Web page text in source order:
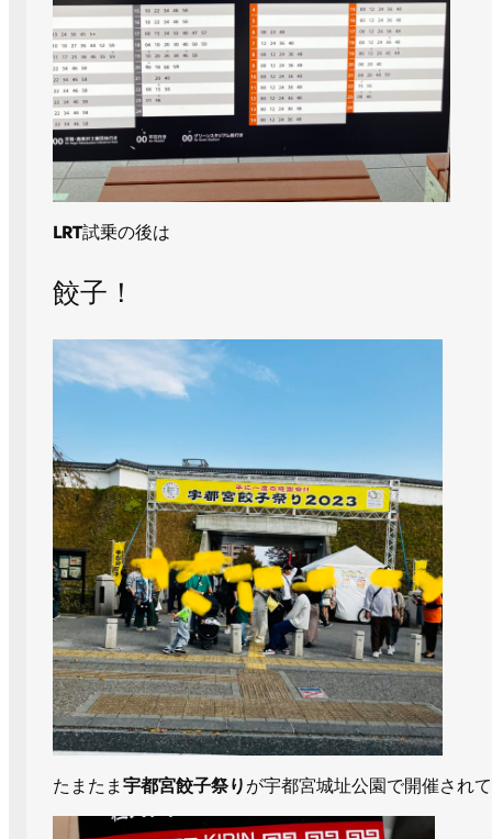
LRT試乗の後は
餃子！
たまたま宇都宮餃子祭りが宇都宮城址公園で開催され